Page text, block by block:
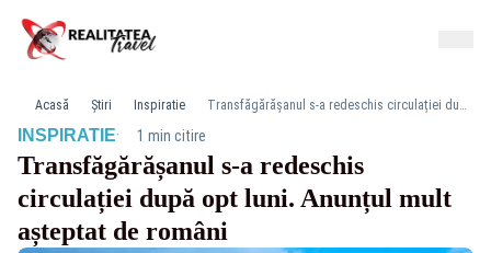
Acasă Știri Inspiratie Transfăgărășanul s-a redeschis circulației după opt luni. Anunțul mult așteptat de români
INSPIRATIE· 1 min citire
Transfăgărășanul s-a redeschis
circulației după opt luni. Anunțul mult
așteptat de români